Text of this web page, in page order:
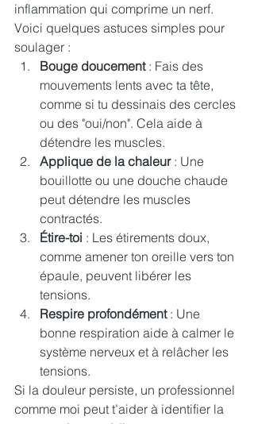
inflammation qui comprime un nerf.
Voici quelques astuces simples pour
soulager :
Bouge doucement : Fais des
mouvements lents avec ta tête,
comme si tu dessinais des cercles
ou des "oui/non". Cela aide à
détendre les muscles.
Applique de la chaleur : Une
bouillotte ou une douche chaude
peut détendre les muscles
contractés.
Étire-toi : Les étirements doux,
comme amener ton oreille vers ton
épaule, peuvent libérer les
tensions.
Respire profondément : Une
bonne respiration aide à calmer le
système nerveux et à relâcher les
tensions.
Si la douleur persiste, un professionnel
comme moi peut t’aider à identifier la